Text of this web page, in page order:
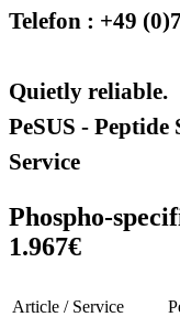
Telefon : +49
Quietly reliable.
PeSUS -
Service
Phospho-
1.967€
Article / Service